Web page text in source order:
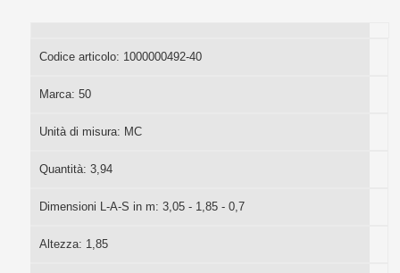
Codice articolo: 1000000492-40
Marca: 50
Unità di misura: MC
Quantità: 3,94
Dimensioni L-A-S in m: 3,05 - 1,85 - 0,7
Altezza: 1,85